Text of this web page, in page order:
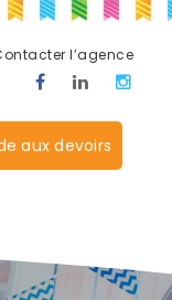
l’agence
aux devoirs